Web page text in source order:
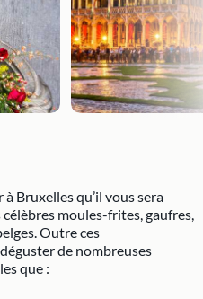
Bruxelles qu’il vous sera
moules-frites, gaufres,
Outre ces
de nombreuses
que :